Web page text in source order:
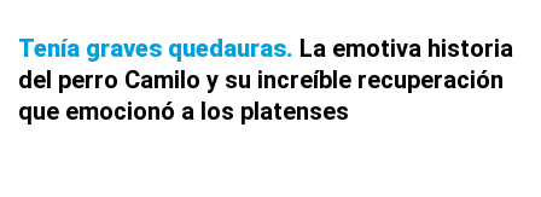
Tenía graves quedauras La emotiva historia
del perro Camilo y su increíble recuperación
que emocionó a los platenses